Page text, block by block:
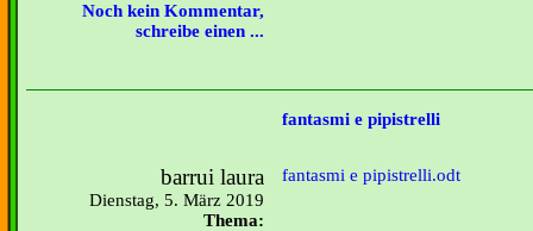
Noch kein Kommentar,
schreibe einen ...
fantasmi e pipistrelli
barrui laura
Dienstag, 5. März 2019
Thema:
fantasmi e pipistrelli.odt